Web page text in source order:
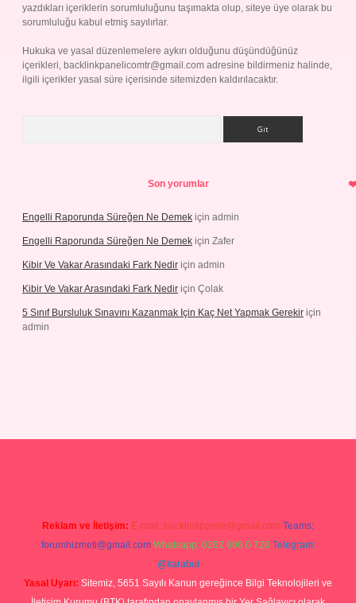
yazdıkları içeriklerin sorumluluğunu taşımakta olup, siteye üye olarak bu
sorumluluğu kabul etmiş sayılırlar.
Hukuka ve yasal düzenlemelere aykırı olduğunu düşündüğünüz
içerikleri, backlinkpanelicomtr@gmail.com adresine bildirmeniz halinde,
ilgili içerikler yasal süre içerisinde sitemizden kaldırılacaktır.
Son yorumlar
Engelli Raporunda Süreğen Ne Demek için admin
Engelli Raporunda Süreğen Ne Demek için Zafer
Kibir Ve Vakar Arasındaki Fark Nedir için admin
Kibir Ve Vakar Arasındaki Fark Nedir için Çolak
5 Sınıf Bursluluk Sınavını Kazanmak Için Kaç Net Yapmak Gerekir için
admin
Reklam ve İletişim: E-mail: backlinkpaneli@gmail.com Teams:
forumhizmeti@gmail.com Whatsapp: 0262 606 0 726 Telegram:
@karabul
Yasal Uyarı: Sitemiz, 5651 Sayılı Kanun gereğince Bilgi Teknolojileri ve